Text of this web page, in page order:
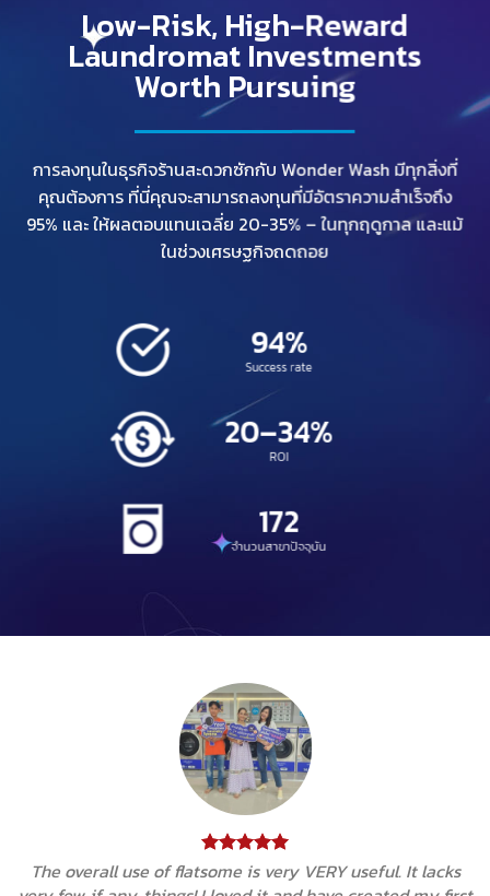
Low-Risk, High-Reward
Laundromat Investments
Worth Pursuing
การลงทุนในธุรกิจร้านสะดวกซักกับ Wonder Wash มีทุกสิ่งที่
คุณต้องการ ที่นี่คุณจะสามารถลงทุนที่มีอัตราความสำเร็จถึง
95% และ ให้ผลตอบแทนเฉลี่ย 20-35% – ในทุกฤดูกาล และแม้
ในช่วงเศรษฐกิจถดถอย
95%
Success rate
20–35%
ROI
175
จำนวนสาขาปัจจุบัน
The overall use of flatsome is very VERY useful. It lacks